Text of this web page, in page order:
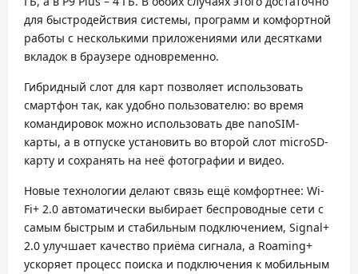
для быстродействия системы, программ и комфортной
работы с несколькими приложениями или десятками
вкладок в браузере одновременно.
Гибридный слот для карт позволяет использовать
смартфон так, как удобно пользователю: во время
командировок можно использовать две nanoSIM-
карты, а в отпуске установить во второй слот microSD-
карту и сохранять на неё фотографии и видео.
Новые технологии делают связь ещё комфортнее: Wi-
Fi+ 2.0 автоматически выбирает беспроводные сети с
самым быстрым и стабильным подключением, Signal+
2.0 улучшает качество приёма сигнала, а Roaming+
ускоряет процесс поиска и подключения к мобильным